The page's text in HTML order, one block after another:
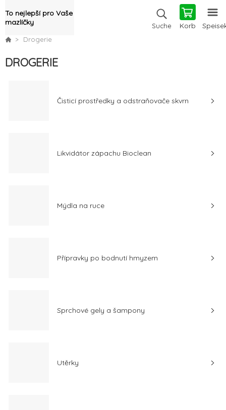
To nejlepší pro Vaše
mazlíčky
Suche Korb
Drogerie
DROGERIE
Čisticí prostředky a odstraňovače skvrn
Likvidátor zápachu Bioclean
Mýdla na ruce
Přípravky po bodnutí hmyzem
Sprchové gely a šampony
Utěrky